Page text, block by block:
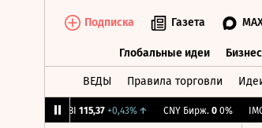
Подписка Газета
Глобальные идеи Бизнес
ВЕДЫ Правила торговли
115,37 +0,43%↑ CNY Бирж. 0 0%